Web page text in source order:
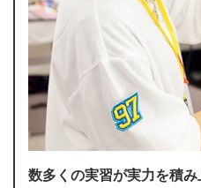
数多くの実習が実力を積み